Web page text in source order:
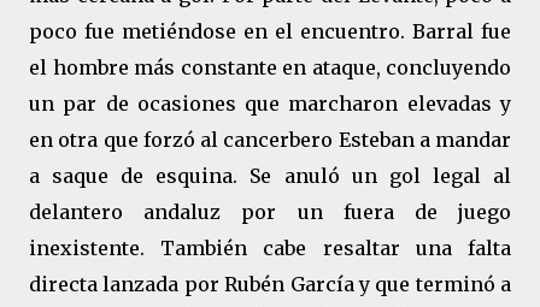
poco fue metiéndose en el encuentro. Barral fue
el hombre más constante en ataque, concluyendo
un par de ocasiones que marcharon elevadas y
en otra que forzó al cancerbero Esteban a mandar
a saque de esquina. Se anuló un gol legal al
delantero andaluz por un fuera de juego
inexistente. También cabe resaltar una falta
directa lanzada por Rubén García y que terminó a